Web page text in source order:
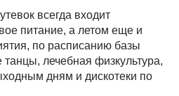
всегда входит
питание, а летом еще и
по расписанию базы
лечебная физкультура,
дням и дискотеки по